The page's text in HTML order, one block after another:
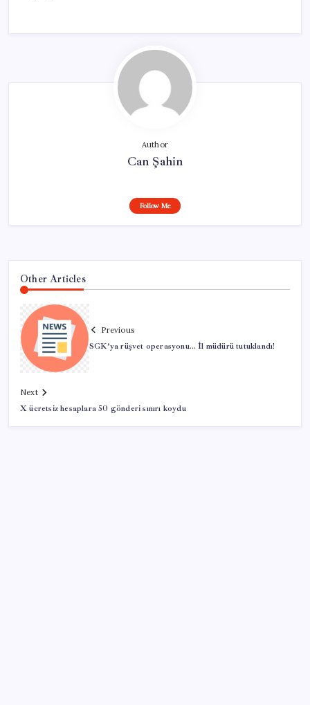
Author
Can Şahin
Follow Me
Other Articles
Previous
SGK’ya rüşvet operasyonu… İl müdürü tutuklandı!
Next
X ücretsiz hesaplara 50 gönderi sınırı koydu